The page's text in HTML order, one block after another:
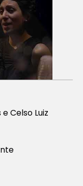
Celso Luiz